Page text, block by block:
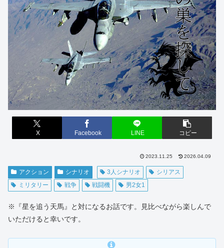
X Facebook LINE コピー
2023.11.25 2026.04.09
アクション シナリオ 3人シナリオ
シリアス
ミリタリー
戦争 戦闘機 男2女1
※『星を追う天馬』と対になるお話です。見比べながら楽しんで
いただけると幸いです。